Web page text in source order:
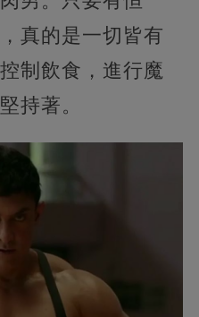
真的是一切皆有
制飲食，進行魔
持著。